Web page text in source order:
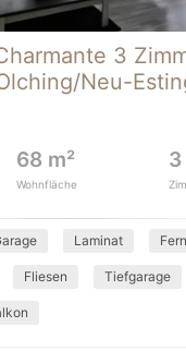
3
Neu-
68 m²
Wohnfläche
3
Laminat
Fliesen Tiefgarage